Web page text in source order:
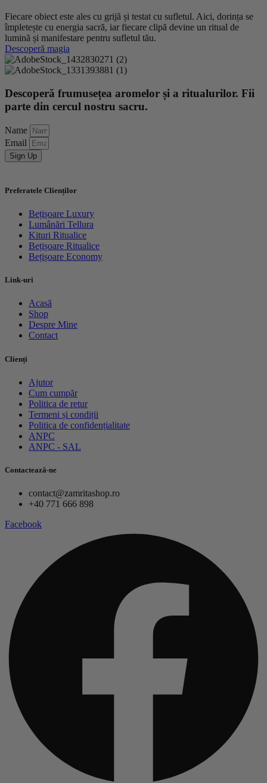
Fiecare obiect este ales cu grijă și testat cu sufletul. Aici, dorința se
împletește cu energia sacră, iar fiecare clipă devine un ritual de
lumină și manifestare pentru sufletul tău.
Descoperă magia
Descoperă frumusețea aromelor și a ritualurilor. Fii
parte din cercul nostru sacru.
Name
Email
Sign Up
Preferatele Clienților
Bețișoare Luxury
Lumânări Tellura
Kituri Ritualice
Bețișoare Ritualice
Bețișoare Economy
Link-uri
Acasă
Shop
Despre Mine
Contact
Clienți
Ajutor
Cum cumpăr
Politica de retur
Termeni și condiții
Politica de confidențialitate
ANPC
ANPC - SAL
Contactează-ne
contact@zamritashop.ro
+40 771 666 898
Facebook